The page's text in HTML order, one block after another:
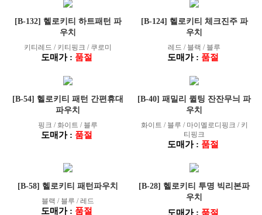
[B-132] 헬로키티 하트패턴 파
우치
키티레드 / 키티핑크 / 쿠로미
도매가 : 품절
[B-124] 헬로키티 체크진주 파
우치
레드 / 블랙 / 블루
도매가 : 품절
[B-54] 헬로키티 패턴 간편휴대
파우치
핑크 / 화이트 / 블루
도매가 : 품절
[B-40] 패밀리 퀼팅 잔잔무늬 파
우치
화이트 / 블루 / 마이멜로디핑크 / 키
티핑크
도매가 : 품절
[B-58] 헬로키티 패턴파우치
블랙 / 블루 / 레드
도매가 : 품절
[B-28] 헬로키티 투명 빅리본파
우치
도매가 : 품절